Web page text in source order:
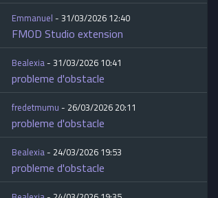
Emmanuel- 31/03/2026 12:40
FMOD Studio extension
Bealexia- 31/03/2026 10:41
probleme d'obstacle
fredetmumu- 26/03/2026 20:11
probleme d'obstacle
Bealexia- 24/03/2026 19:53
probleme d'obstacle